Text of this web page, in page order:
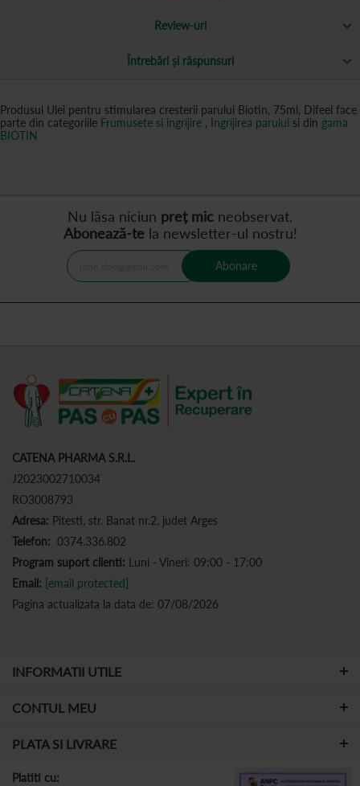
Review-uri
Întrebări și răspunsuri
Produsul Ulei pentru stimularea cresterii parului Biotin, 75ml, Difeel face
parte din categoriile Frumusete si ingrijire , Ingrijirea parului si din gama
BIOTIN
Nu lăsa niciun preț mic neobservat.
Abonează-tela newsletter-ul nostru!
Abonare
CATENA PHARMA S.R.L.
J2023002710034
RO3008793
Adresa: Pitesti, str. Banat nr.2, judet Arges
Telefon: 0374.336.802
Program suport clienti: Luni - Vineri: 09:00 - 17:00
Email: [email protected]
Pagina actualizata la data de: 07/08/2026
INFORMATII UTILE
CONTUL MEU
PLATA SI LIVRARE
Platiti cu: